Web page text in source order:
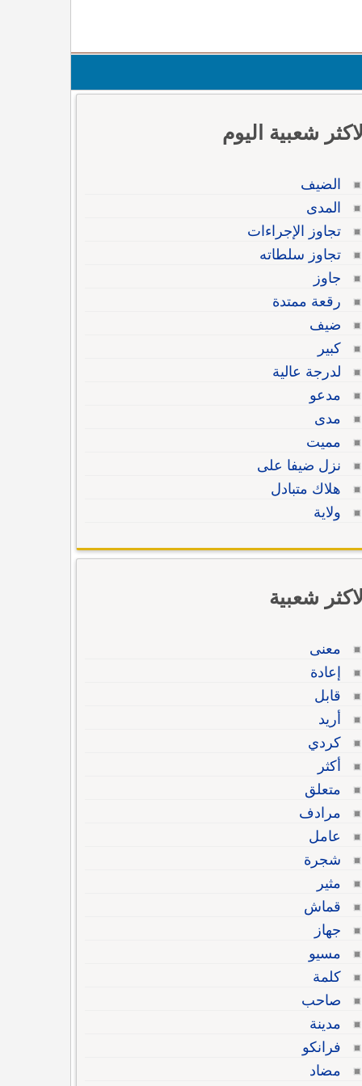
الاكثر شعبية اليوم
الضيف
المدى
تجاوز الإجراءات
تجاوز سلطاته
جاوز
رقعة ممتدة
ضيف
كبير
لدرجة عالية
مدعو
مدى
مميت
نزل ضيفا على
هلاك متبادل
ولاية
الاكثر شعبية
معنى
إعادة
قابل
أريد
كردي
أكثر
متعلق
مرادف
عامل
شجرة
مثير
قماش
جهاز
مسيو
كلمة
صاحب
مدينة
فرانكو
مضاد